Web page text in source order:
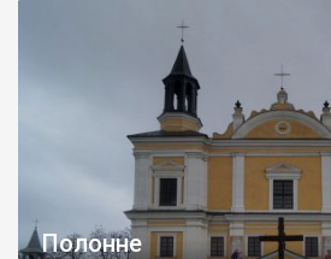
Полонне